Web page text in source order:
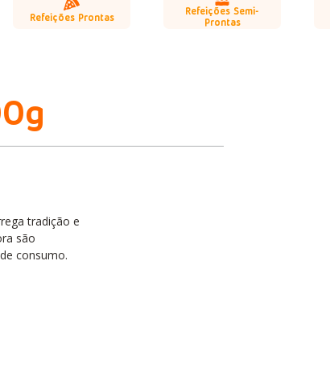
Refeições Prontas
Refeições Semi-
Prontas
tradição e
são
consumo.